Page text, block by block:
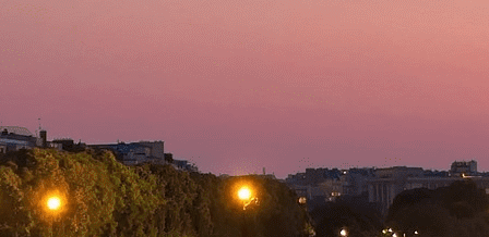
Join us
?>
Images de la page d'accueil